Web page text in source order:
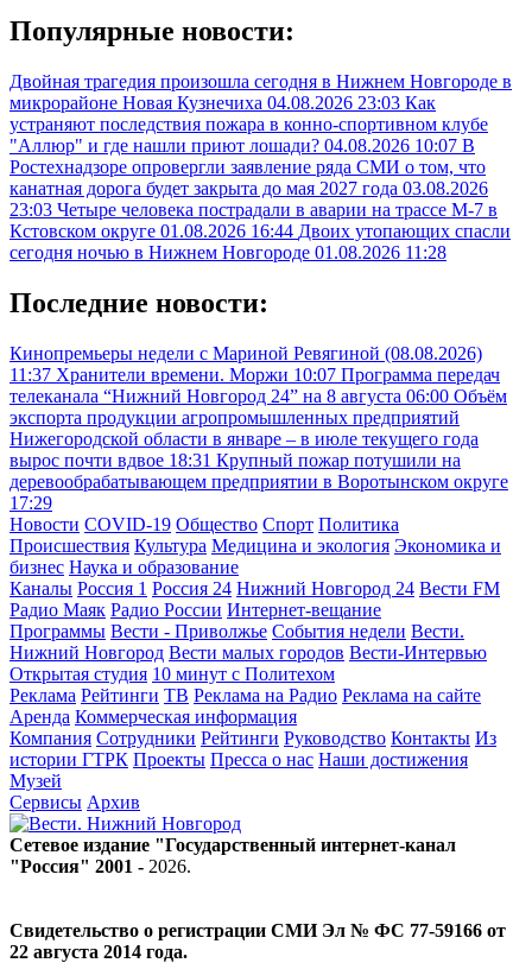
Популярные новости:
Двойная трагедия произошла сегодня в Нижнем Новгороде в
микрорайоне Новая Кузнечиха 04.08.2026 23:03 Как
устраняют последствия пожара в конно-спортивном клубе
"Аллюр" и где нашли приют лошади? 04.08.2026 10:07 В
Ростехнадзоре опровергли заявление ряда СМИ о том, что
канатная дорога будет закрыта до мая 2027 года 03.08.2026
23:03 Четыре человека пострадали в аварии на трассе М-7 в
Кстовском округе 01.08.2026 16:44 Двоих утопающих спасли
сегодня ночью в Нижнем Новгороде 01.08.2026 11:28
Последние новости:
Кинопремьеры недели с Мариной Ревягиной (08.08.2026)
11:37 Хранители времени. Моржи 10:07 Программа передач
телеканала “Нижний Новгород 24” на 8 августа 06:00 Объём
экспорта продукции агропромышленных предприятий
Нижегородской области в январе – в июле текущего года
вырос почти вдвое 18:31 Крупный пожар потушили на
деревообрабатывающем предприятии в Воротынском округе
17:29
Новости COVID-19 Общество Спорт Политика
Происшествия Культура Медицина и экология Экономика и
бизнес Наука и образование
Каналы Россия 1 Россия 24 Нижний Новгород 24 Вести FM
Радио Маяк Радио России Интернет-вещание
Программы Вести - Приволжье События недели Вести.
Нижний Новгород Вести малых городов Вести-Интервью
Открытая студия 10 минут с Политехом
Реклама Рейтинги ТВ Реклама на Радио Реклама на сайте
Аренда Коммерческая информация
Компания Сотрудники Рейтинги Руководство Контакты Из
истории ГТРК Проекты Пресса о нас Наши достижения
Музей
Сервисы Архив
Сетевое издание "Государственный интернет-канал
"Россия" 2001 - 2026.
Свидетельство о регистрации СМИ Эл № ФС 77-59166 от
22 августа 2014 года.